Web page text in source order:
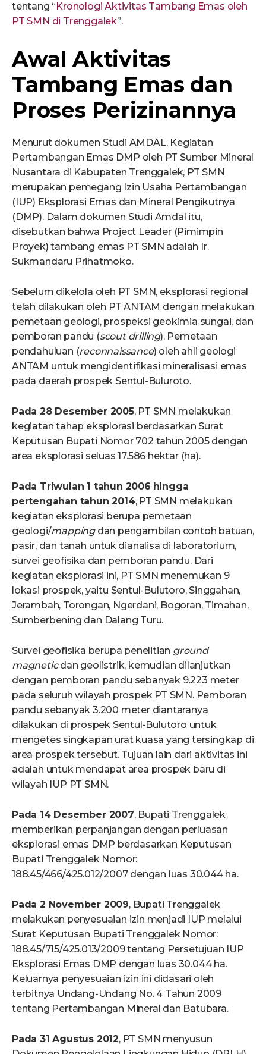
tentang “Kronologi Aktivitas Tambang Emas oleh
PT SMN di Trenggalek”.
Awal Aktivitas
Tambang Emas dan
Proses Perizinannya
Menurut dokumen Studi AMDAL, Kegiatan
Pertambangan Emas DMP oleh PT Sumber Mineral
Nusantara di Kabupaten Trenggalek, PT SMN
merupakan pemegang Izin Usaha Pertambangan
(IUP) Eksplorasi Emas dan Mineral Pengikutnya
(DMP). Dalam dokumen Studi Amdal itu,
disebutkan bahwa Project Leader (Pimimpin
Proyek) tambang emas PT SMN adalah Ir.
Sukmandaru Prihatmoko.
Sebelum dikelola oleh PT SMN, eksplorasi regional
telah dilakukan oleh PT ANTAM dengan melakukan
pemetaan geologi, prospeksi geokimia sungai, dan
pemboran pandu (scout drilling). Pemetaan
pendahuluan (reconnaissance) oleh ahli geologi
ANTAM untuk mengidentifikasi mineralisasi emas
pada daerah prospek Sentul-Buluroto.
Pada 28 Desember 2005, PT SMN melakukan
kegiatan tahap eksplorasi berdasarkan Surat
Keputusan Bupati Nomor 702 tahun 2005 dengan
area eksplorasi seluas 17.586 hektar (ha).
Pada Triwulan 1 tahun 2006 hingga
pertengahan tahun 2014, PT SMN melakukan
kegiatan eksplorasi berupa pemetaan
geologi/mappingdan pengambilan contoh batuan,
pasir, dan tanah untuk dianalisa di laboratorium,
survei geofisika dan pemboran pandu. Dari
kegiatan eksplorasi ini, PT SMN menemukan 9
lokasi prospek, yaitu Sentul-Bulutoro, Singgahan,
Jerambah, Torongan, Ngerdani, Bogoran, Timahan,
Sumberbening dan Dalang Turu.
Survei geofisika berupa penelitian ground
magneticdan geolistrik, kemudian dilanjutkan
dengan pemboran pandu sebanyak 9.223 meter
pada seluruh wilayah prospek PT SMN. Pemboran
pandu sebanyak 3.200 meter diantaranya
dilakukan di prospek Sentul-Bulutoro untuk
mengetes singkapan urat kuasa yang tersingkap di
area prospek tersebut. Tujuan lain dari aktivitas ini
adalah untuk mendapat area prospek baru di
wilayah IUP PT SMN.
Pada 14 Desember 2007, Bupati Trenggalek
memberikan perpanjangan dengan perluasan
eksplorasi emas DMP berdasarkan Keputusan
Bupati Trenggalek Nomor:
188.45/466/425.012/2007 dengan luas 30.044 ha.
Pada 2 November 2009, Bupati Trenggalek
melakukan penyesuaian izin menjadi IUP melalui
Surat Keputusan Bupati Trenggalek Nomor:
188.45/715/425.013/2009 tentang Persetujuan IUP
Eksplorasi Emas DMP dengan luas 30.044 ha.
Keluarnya penyesuaian izin ini didasari oleh
terbitnya Undang-Undang No. 4 Tahun 2009
tentang Pertambangan Mineral dan Batubara.
Pada 31 Agustus 2012, PT SMN menyusun